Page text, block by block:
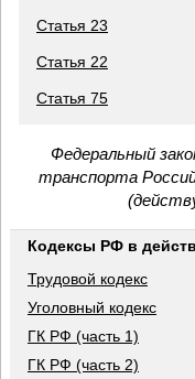
Статья 23
Статья 22
Статья 75
Федеральный
транспорта
Кодексы РФ в
Трудовой кодекс
Уголовный кодекс
ГК РФ (часть 1)
ГК РФ (часть 2)